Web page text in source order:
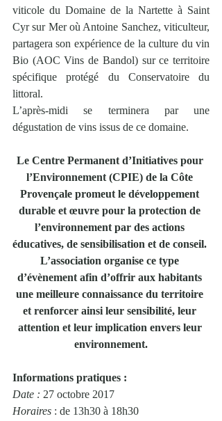
viticole du Domaine de la Nartette à Saint
Cyr sur Mer où Antoine Sanchez, viticulteur,
partagera son expérience de la culture du vin
Bio (AOC Vins de Bandol) sur ce territoire
spécifique protégé du Conservatoire du
littoral.
L’après-midi se terminera par une
dégustation de vins issus de ce domaine.
Le Centre Permanent d’Initiatives pour
l’Environnement (CPIE) de la Côte
Provençale promeut le développement
durable et œuvre pour la protection de
l’environnement par des actions
éducatives, de sensibilisation et de conseil.
L’association organise ce type
d’évènement afin d’offrir aux habitants
une meilleure connaissance du territoire
et renforcer ainsi leur sensibilité, leur
attention et leur implication envers leur
environnement.
Informations pratiques :
Date : 27 octobre 2017
Horaires : de 13h30 à 18h30